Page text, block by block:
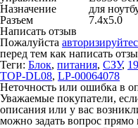
Назначение
для
Разъем
7.4x5.0
Написать отзыв
Пожалуйста
перед тем как написать
Теги: Блок, питания, СЗУ,
TOP-DL08, LP-00064078
Неточность или ошибка в
Уважаемые покупатели,
описания или у вас
можно задать вопрос